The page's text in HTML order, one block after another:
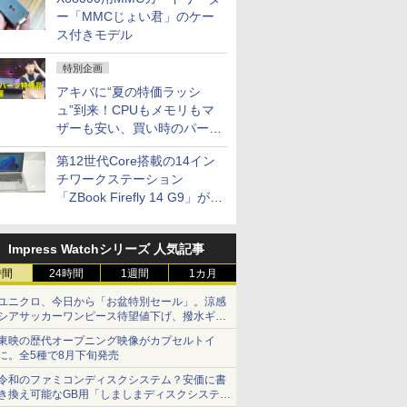
ー「MMCじょい君」のケー
ス付きモデル
特別企画
アキバに“夏の特価ラッシ
ュ”到来！CPUもメモリもマ
ザーも安い、買い時のパーツ
は？【8月7日(金)22時配信】
第12世代Core搭載の14イン
チワークステーション
「ZBook Firefly 14 G9」が
セール
Impress Watchシリーズ 人気記事
24時間 1週間 1カ月
ニクロ、今日から「お盆特別セール」。涼感
アサッカーワンピース待望値下げ、撥水ギア
ョーツは1990円に
映の歴代オープニング映像がカプセルトイ
。全5種で8月下旬発売
和のファミコンディスクシステム？安価に書
換え可能なGB用「しましまディスクシステ